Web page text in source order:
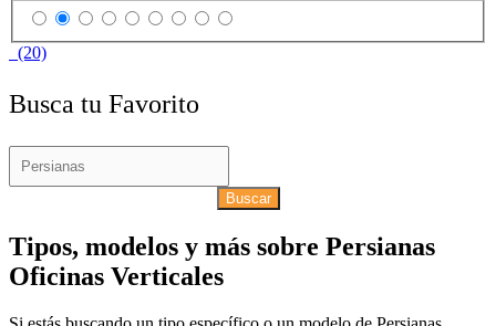
(20)
Busca tu Favorito
Buscar
Tipos, modelos y más sobre Persianas
Oficinas Verticales